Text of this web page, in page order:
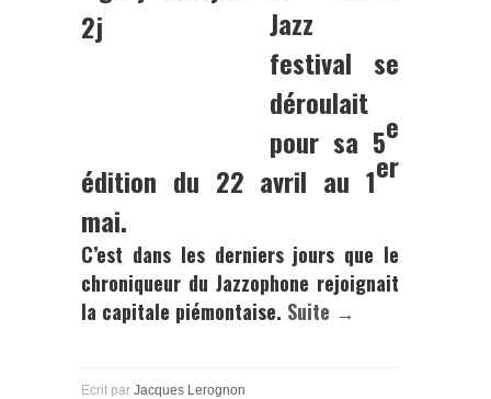
Jazz
festival se
déroulait
pour sa 5e
édition du 22 avril au 1er
mai.
C’est dans les derniers jours que le
chroniqueur du Jazzophone rejoignait
la capitale piémontaise. Suite →
Ecrit par Jacques Lerognon